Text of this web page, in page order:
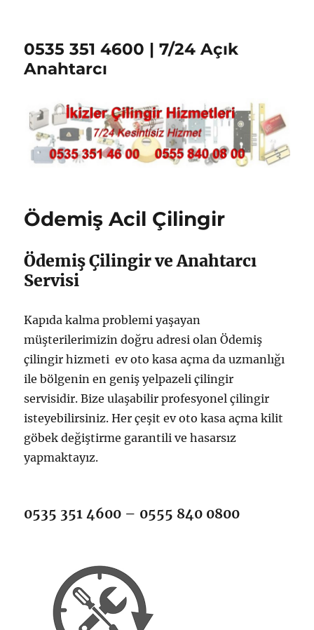
0535 351 4600 | 7/24 Açık
Anahtarcı
Ödemiş Acil Çilingir
Ödemiş Çilingir ve Anahtarcı
Servisi
Kapıda kalma problemi yaşayan
müşterilerimizin doğru adresi olan Ödemiş
çilingir hizmeti ev oto kasa açma da uzmanlığı
ile bölgenin en geniş yelpazeli çilingir
servisidir. Bize ulaşabilir profesyonel çilingir
isteyebilirsiniz. Her çeşit ev oto kasa açma kilit
göbek değiştirme garantili ve hasarsız
yapmaktayız.
0535 351 4600 – 0555 840 0800